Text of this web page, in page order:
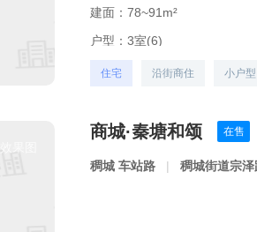
建面：78~91m²
户型： 3室(6)
住宅 沿街商住 小户型
效果图
商城·秦塘和颂 在售
稠城 车站路 | 稠城街道宗